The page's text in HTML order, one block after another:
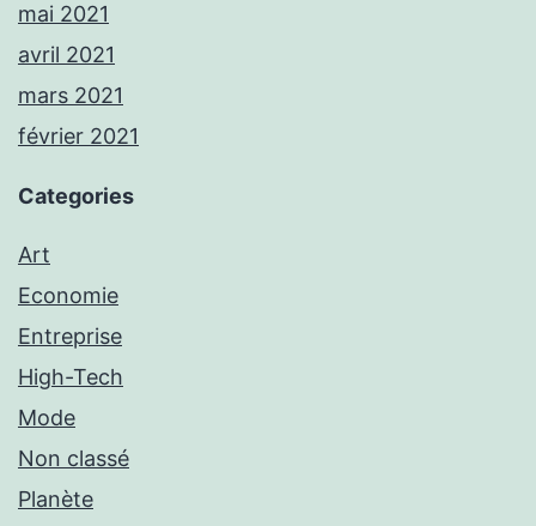
mai 2021
avril 2021
mars 2021
février 2021
Categories
Art
Economie
Entreprise
High-Tech
Mode
Non classé
Planète